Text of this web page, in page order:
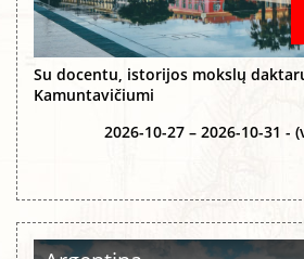
Su docentu, istorijos mokslų
Kamuntavičiumi
2026-10-27 – 2026-10-31 -